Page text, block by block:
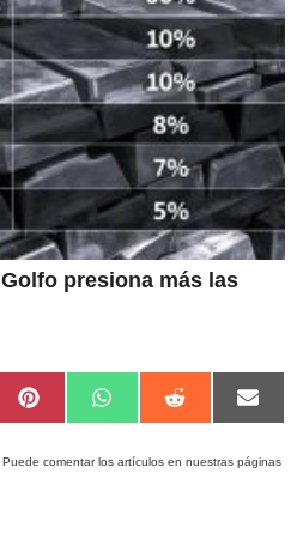
presiona más las
Compartir
Pinterest
Compartir
WhatsApp
Compartir
Reddit
comentar los artículos en nuestras páginas